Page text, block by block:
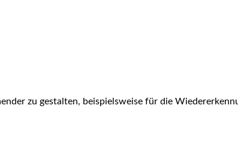
zu gestalten, beispielsweise für die